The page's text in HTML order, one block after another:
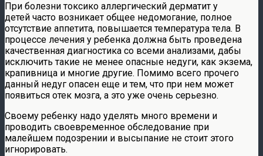
При болезни токсико аллергический дерматит у
детей часто возникает общее недомогание, полное
отсутствие аппетита, повышается температура тела. В
процессе лечения у ребенка должна быть проведена
качественная диагностика со всеми анализами, дабы
исключить такие не менее опасные недуги, как экзема,
крапивница и многие другие. Помимо всего прочего
данный недуг опасен еще и тем, что при нем может
появиться отек мозга, а это уже очень серьезно.
Своему ребенку надо уделять много времени и
проводить своевременное обследование при
малейшем подозрении и высыпание не стоит этого
игнорировать.